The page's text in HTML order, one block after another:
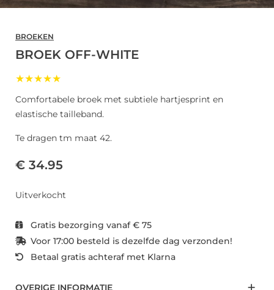
BROEKEN
BROEK OFF-WHITE
★★★★★
Comfortabele broek met subtiele hartjesprint en
elastische tailleband.
Te dragen tm maat 42.
€ 34.95
Uitverkocht
Gratis bezorging vanaf € 75
Voor 17:00 besteld is dezelfde dag verzonden!
Betaal gratis achteraf met Klarna
OVERIGE INFORMATIE